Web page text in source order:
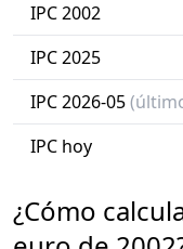
IPC 2002
IPC 2025
IPC 2026-05
IPC hoy
¿Cómo